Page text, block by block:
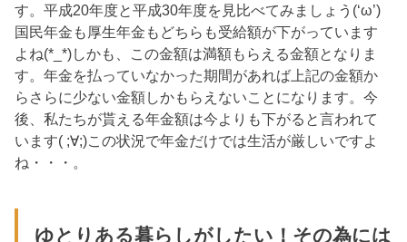
す。平成20年度と平成30年度を見比べてみましょう(‘ω’)
国民年金も厚生年金もどちらも受給額が下がっています
よね(*_*)しかも、この金額は満額もらえる金額となりま
す。年金を払っていなかった期間があれば上記の金額か
らさらに少ない金額しかもらえないことになります。今
後、私たちが貰える年金額は今よりも下がると言われて
います( ;∀;)この状況で年金だけでは生活が厳しいですよ
ね・・・。
ゆとりある暮らしがしたい！その為には